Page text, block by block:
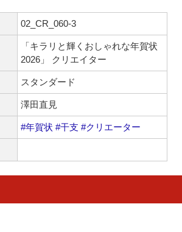
02_CR_060-3
「キラリと輝くおしゃれな年賀状
2026」 クリエイター
スタンダード
澤田直見
#年賀状 #干支 #クリエーター